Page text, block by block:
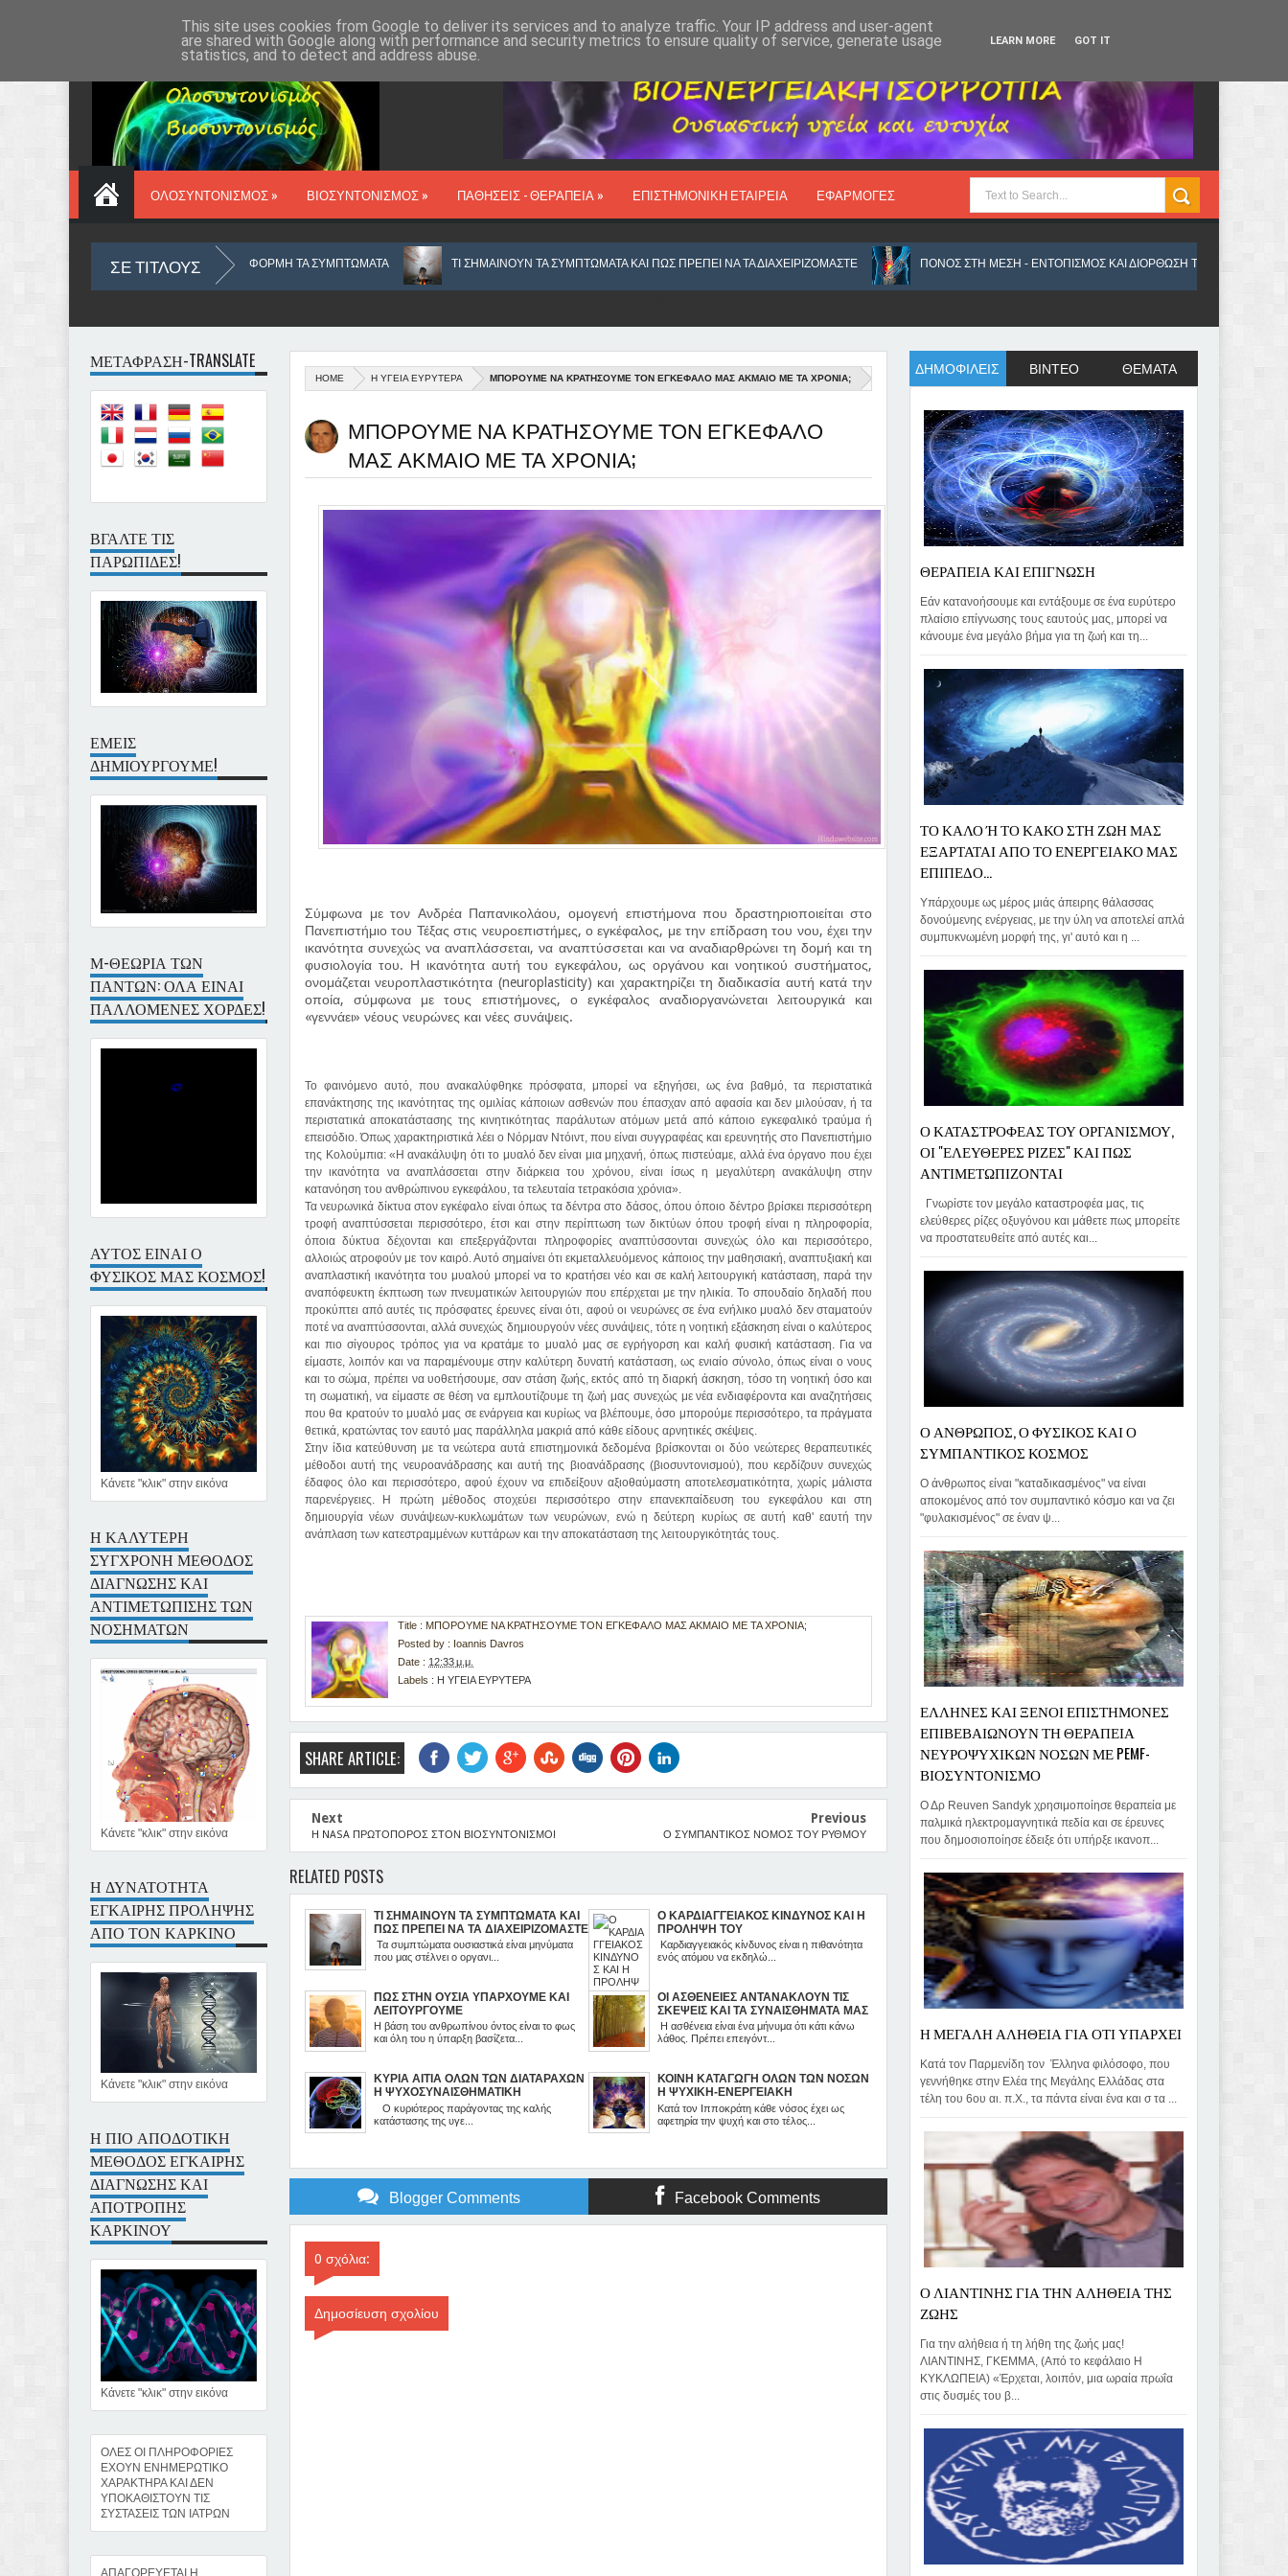
ΟΛΟΣΥΝΤΟΝΙΣΜΟΣ » ΒΙΟΣΥΝΤΟΝΙΣΜΟΣ » ΠΑΘΗΣΕΙΣ - ΘΕΡΑΠΕΙΑ » ΕΠΙΣΤΗΜΟΝΙΚΗ ΕΤΑΙΡΕΙΑ ΕΦΑΡΜΟΓΕΣ
ΣΕ ΤΙΤΛΟΥΣΜΕ ΑΦΟΡΜΗ ΤΑ ΣΥΜΠΤΩΜΑΤΑ ΤΙ ΣΗΜΑΙΝΟΥΝ ΤΑ ΣΥΜΠΤΩΜΑΤΑ ΚΑΙ ΠΩΣ ΠΡΕΠΕΙ ΝΑ ΤΑ ΔΙΑΧΕΙΡΙΖΟΜΑΣΤΕ ΠΟΝΟΣ ΣΤΗ ΜΕΣΗ - ΕΝΤΟΠΙΣΜΟΣ ΚΑΙ ΔΙΟΡΘΩΣΗ ΤΟΥ ΠΡΟΒΛΗΜΑΤΟΣ
HOME Η ΥΓΕΙΑ ΕΥΡΥΤΕΡΑ ΜΠΟΡΟΥΜΕ ΝΑ ΚΡΑΤΗΣΟΥΜΕ ΤΟΝ ΕΓΚΕΦΑΛΟ ΜΑΣ ΑΚΜΑΙΟ ΜΕ ΤΑ ΧΡΟΝΙΑ;
ΜΠΟΡΟΥΜΕ ΝΑ ΚΡΑΤΗΣΟΥΜΕ ΤΟΝ ΕΓΚΕΦΑΛΟ
ΜΑΣ ΑΚΜΑΙΟ ΜΕ ΤΑ ΧΡΟΝΙΑ;
Σύμφωνα με τον Ανδρέα Παπανικολάου, ομογενή επιστήμονα που δραστηριοποιείται στο
Πανεπιστήμιο του Τέξας στις νευροεπιστήμες, ο εγκέφαλος, με την επίδραση του νου, έχει την
ικανότητα συνεχώς να αναπλάσσεται, να αναπτύσσεται και να αναδιαρθρώνει τη δομή και τη
φυσιολογία του. Η ικανότητα αυτή του εγκεφάλου, ως οργάνου και νοητικού συστήματος,
ονομάζεται νευροπλαστικότητα (neuroplasticity) και χαρακτηρίζει τη διαδικασία αυτή κατά την
οποία, σύμφωνα με τους επιστήμονες, ο εγκέφαλος αναδιοργανώνεται λειτουργικά και
«γεννάει» νέους νευρώνες και νέες συνάψεις.
Το φαινόμενο αυτό, που ανακαλύφθηκε πρόσφατα, μπορεί να εξηγήσει, ως ένα βαθμό, τα περιστατικά
επανάκτησης της ικανότητας της ομιλίας κάποιων ασθενών που έπασχαν από αφασία και δεν μιλούσαν, ή τα
περιστατικά αποκατάστασης της κινητικότητας παράλυτων ατόμων μετά από κάποιο εγκεφαλικό τραύμα ή
επεισόδιο. Όπως χαρακτηριστικά λέει ο Νόρμαν Ντόιντ, που είναι συγγραφέας και ερευνητής στο Πανεπιστήμιο
της Κολούμπια: «Η ανακάλυψη ότι το μυαλό δεν είναι μια μηχανή, όπως πιστεύαμε, αλλά ένα όργανο που έχει
την ικανότητα να αναπλάσσεται στην διάρκεια του χρόνου, είναι ίσως η μεγαλύτερη ανακάλυψη στην
κατανόηση του ανθρώπινου εγκεφάλου, τα τελευταία τετρακόσια χρόνια».
Τα νευρωνικά δίκτυα στον εγκέφαλο είναι όπως τα δέντρα στο δάσος, όπου όποιο δέντρο βρίσκει περισσότερη
τροφή αναπτύσσεται περισσότερο, έτσι και στην περίπτωση των δικτύων όπου τροφή είναι η πληροφορία,
όποια δύκτυα δέχονται και επεξεργάζονται πληροφορίες αναπτύσσονται συνεχώς όλο και περισσότερο,
αλλοιώς ατροφούν με τον καιρό. Αυτό σημαίνει ότι εκμεταλλευόμενος κάποιος την μαθησιακή, αναπτυξιακή και
αναπλαστική ικανότητα του μυαλού μπορεί να το κρατήσει νέο και σε καλή λειτουργική κατάσταση, παρά την
αναπόφευκτη έκπτωση των πνευματικών λειτουργιών που επέρχεται με την ηλικία. Το σπουδαίο δηλαδή που
προκύπτει από αυτές τις πρόσφατες έρευνες είναι ότι, αφού οι νευρώνες σε ένα ενήλικο μυαλό δεν σταματούν
ποτέ να αναπτύσσονται, αλλά συνεχώς δημιουργούν νέες συνάψεις, τότε η νοητική εξάσκηση είναι ο καλύτερος
και πιο σίγουρος τρόπος για να κρατάμε το μυαλό μας σε εγρήγορση και καλή φυσική κατάσταση. Για να
είμαστε, λοιπόν και να παραμένουμε στην καλύτερη δυνατή κατάσταση, ως ενιαίο σύνολο, όπως είναι ο νους
και το σώμα, πρέπει να υοθετήσουμε, σαν στάση ζωής, εκτός από τη διαρκή άσκηση, τόσο τη νοητική όσο και
τη σωματική, να είμαστε σε θέση να εμπλουτίζουμε τη ζωή μας συνεχώς με νέα ενδιαφέροντα και αναζητήσεις
που θα κρατούν το μυαλό μας σε ενάργεια και κυρίως να βλέπουμε, όσο μπορούμε περισσότερο, τα πράγματα
θετικά, κρατώντας τον εαυτό μας παράλληλα μακριά από κάθε είδους αρνητικές σκέψεις.
Στην ίδια κατεύθυνση με τα νεώτερα αυτά επιστημονικά δεδομένα βρίσκονται οι δύο νεώτερες θεραπευτικές
μέθοδοι αυτή της νευροανάδρασης και αυτή της βιοανάδρασης (βιοσυντονισμού), που κερδίζουν συνεχώς
έδαφος όλο και περισσότερο, αφού έχουν να επιδείξουν αξιοθαύμαστη αποτελεσματικότητα, χωρίς μάλιστα
παρενέργειες. Η πρώτη μέθοδος στοχεύει περισσότερο στην επανεκπαίδευση του εγκεφάλου και στη
δημιουργία νέων συνάψεων-κυκλωμάτων των νευρώνων, ενώ η δεύτερη κυρίως σε αυτή καθ' εαυτή την
ανάπλαση των κατεστραμμένων κυττάρων και την αποκατάσταση της λειτουργικότητάς τους.
Title : ΜΠΟΡΟΥΜΕ ΝΑ ΚΡΑΤΗΣΟΥΜΕ ΤΟΝ ΕΓΚΕΦΑΛΟ ΜΑΣ ΑΚΜΑΙΟ ΜΕ ΤΑ ΧΡΟΝΙΑ;
Posted by : Ioannis Davros
Date : 12:33 μ.μ.
Labels : Η ΥΓΕΙΑ ΕΥΡΥΤΕΡΑ
SHARE ARTICLE:
Next
Η NASA ΠΡΩΤΟΠΟΡΟΣ ΣΤΟΝ ΒΙΟΣΥΝΤΟΝΙΣΜΟ!
Previous
Ο ΣΥΜΠΑΝΤΙΚΟΣ ΝΟΜΟΣ ΤΟΥ ΡΥΘΜΟΥ
RELATED POSTS
ΤΙ ΣΗΜΑΙΝΟΥΝ ΤΑ ΣΥΜΠΤΩΜΑΤΑ ΚΑΙ
ΠΩΣ ΠΡΕΠΕΙ ΝΑ ΤΑ ΔΙΑΧΕΙΡΙΖΟΜΑΣΤΕ
Τα συμπτώματα ουσιαστικά είναι μηνύματα
που μας στέλνει ο οργανι...
Ο ΚΑΡΔΙΑΓΓΕΙΑΚΟΣ ΚΙΝΔΥΝΟΣ ΚΑΙ Η
ΠΡΟΛΗΨΗ ΤΟΥ
Καρδιαγγειακός κίνδυνος είναι η πιθανότητα
ενός ατόμου να εκδηλώ...
ΠΩΣ ΣΤΗΝ ΟΥΣΙΑ ΥΠΑΡΧΟΥΜΕ ΚΑΙ
ΛΕΙΤΟΥΡΓΟΥΜΕ
Η βάση του ανθρωπίνου όντος είναι το φως
και όλη του η ύπαρξη βασίζετα...
ΟΙ ΑΣΘΕΝΕΙΕΣ ΑΝΤΑΝΑΚΛΟΥΝ ΤΙΣ
ΣΚΕΨΕΙΣ ΚΑΙ ΤΑ ΣΥΝΑΙΣΘΗΜΑΤΑ ΜΑΣ
Η ασθένεια είναι ένα μήνυμα ότι κάτι κάνω
λάθος. Πρέπει επειγόντ...
ΚΥΡΙΑ ΑΙΤΙΑ ΟΛΩΝ ΤΩΝ ΔΙΑΤΑΡΑΧΩΝ
Η ΨΥΧΟΣΥΝΑΙΣΘΗΜΑΤΙΚΗ
ΚΑΤΑΣΤΑΣΗ
Ο κυριότερος παράγοντας της καλής
κατάστασης της υγε...
ΚΟΙΝΗ ΚΑΤΑΓΩΓΗ ΟΛΩΝ ΤΩΝ ΝΟΣΩΝ
Η ΨΥΧΙΚΗ-ΕΝΕΡΓΕΙΑΚΗ
ΑΝΙΣΟΡΡΟΠΙΑ
Κατά τον Ιπποκράτη κάθε νόσος έχει ως
αφετηρία την ψυχή και στο τέλος...
Blogger Comments Facebook Comments
0 σχόλια:
Δημοσίευση σχολίου
ΜΕΤΑΦΡΑΣΗ-TRANSLATE
ΒΓΑΛΤΕ ΤΙΣ
ΠΑΡΩΠΙΔΕΣ!
ΕΜΕΙΣ
ΔΗΜΙΟΥΡΓΟΥΜΕ!
Μ-ΘΕΩΡΙΑ ΤΩΝ
ΠΑΝΤΩΝ: ΟΛΑ ΕΙΝΑΙ
ΠΑΛΛΟΜΕΝΕΣ ΧΟΡΔΕΣ!
ΑΥΤΟΣ ΕΙΝΑΙ Ο
ΦΥΣΙΚΟΣ ΜΑΣ ΚΟΣΜΟΣ!
Κάνετε "κλικ" στην εικόνα
Η ΚΑΛΥΤΕΡΗ
ΣΥΓΧΡΟΝΗ ΜΕΘΟΔΟΣ
ΔΙΑΓΝΩΣΗΣ ΚΑΙ
ΑΝΤΙΜΕΤΩΠΙΣΗΣ ΤΩΝ
ΝΟΣΗΜΑΤΩΝ
Κάνετε "κλικ" στην εικόνα
Η ΔΥΝΑΤΟΤΗΤΑ
ΕΓΚΑΙΡΗΣ ΠΡΟΛΗΨΗΣ
ΑΠΟ ΤΟΝ ΚΑΡΚΙΝΟ
Κάνετε "κλικ" στην εικόνα
Η ΠΙΟ ΑΠΟΔΟΤΙΚΗ
ΜΕΘΟΔΟΣ ΕΓΚΑΙΡΗΣ
ΔΙΑΓΝΩΣΗΣ ΚΑΙ
ΑΠΟΤΡΟΠΗΣ
ΚΑΡΚΙΝΟΥ
Κάνετε "κλικ" στην εικόνα
ΟΛΕΣ ΟΙ ΠΛΗΡΟΦΟΡΙΕΣ
ΕΧΟΥΝ ΕΝΗΜΕΡΩΤΙΚΟ
ΧΑΡΑΚΤΗΡΑ ΚΑΙ ΔΕΝ
ΥΠΟΚΑΘΙΣΤΟΥΝ ΤΙΣ
ΣΥΣΤΑΣΕΙΣ ΤΩΝ ΙΑΤΡΩΝ
ΑΠΑΓΟΡΕΥΕΤΑΙ Η
ΔΗΜΟΦΙΛΕΙΣ ΒΙΝΤΕΟ ΘΕΜΑΤΑ
ΘΕΡΑΠΕΙΑ ΚΑΙ ΕΠΙΓΝΩΣΗ
Εάν κατανοήσουμε και εντάξουμε σε ένα ευρύτερο
πλαίσιο επίγνωσης τους εαυτούς μας, μπορεί να
κάνουμε ένα μεγάλο βήμα για τη ζωή και τη...
ΤΟ ΚΑΛΟ Ή ΤΟ ΚΑΚΟ ΣΤΗ ΖΩΗ ΜΑΣ
ΕΞΑΡΤΑΤΑΙ ΑΠΟ ΤΟ ΕΝΕΡΓΕΙΑΚΟ ΜΑΣ
ΕΠΙΠΕΔΟ...
Υπάρχουμε ως μέρος μιάς άπειρης θάλασσας
δονούμενης ενέργειας, με την ύλη να αποτελεί απλά
συμπυκνωμένη μορφή της, γι' αυτό και η ...
Ο ΚΑΤΑΣΤΡΟΦΕΑΣ ΤΟΥ ΟΡΓΑΝΙΣΜΟΥ,
ΟΙ "ΕΛΕΥΘΕΡΕΣ ΡΙΖΕΣ" ΚΑΙ ΠΩΣ
ΑΝΤΙΜΕΤΩΠΙΖΟΝΤΑΙ
Γνωρίστε τον μεγάλο καταστροφέα μας, τις
ελεύθερες ρίζες οξυγόνου και μάθετε πως μπορείτε
να προστατευθείτε από αυτές και...
Ο ΑΝΘΡΩΠΟΣ, Ο ΦΥΣΙΚΟΣ ΚΑΙ Ο
ΣΥΜΠΑΝΤΙΚΟΣ ΚΟΣΜΟΣ
Ο άνθρωπος είναι "καταδικασμένος" να είναι
αποκομένος από τον συμπαντικό κόσμο και να ζει
"φυλακισμένος" σε έναν ψ...
ΕΛΛΗΝΕΣ ΚΑΙ ΞΕΝΟΙ ΕΠΙΣΤΗΜΟΝΕΣ
ΕΠΙΒΕΒΑΙΩΝΟΥΝ ΤΗ ΘΕΡΑΠΕΙΑ
ΝΕΥΡΟΨΥΧΙΚΩΝ ΝΟΣΩΝ ΜΕ PEMF-
ΒΙΟΣΥΝΤΟΝΙΣΜΟ
Ο Δρ Reuven Sandyk χρησιμοποίησε θεραπεία με
παλμικά ηλεκτρομαγνητικά πεδία και σε έρευνες
που δημοσιοποίησε έδειξε ότι υπήρξε ικανοπ...
Η ΜΕΓΑΛΗ ΑΛΗΘΕΙΑ ΓΙΑ ΟΤΙ ΥΠΑΡΧΕΙ
Κατά τον Παρμενίδη τον Έλληνα φιλόσοφο, που
γεννήθηκε στην Ελέα της Μεγάλης Ελλάδας στα
τέλη του 6ου αι. π.Χ., τα πάντα είναι ένα και σ τα ...
Ο ΛΙΑΝΤΙΝΗΣ ΓΙΑ ΤΗΝ ΑΛΗΘΕΙΑ ΤΗΣ
ΖΩΗΣ
Για την αλήθεια ή τη λήθη της ζωής μας!
ΛΙΑΝΤΙΝΗΣ, ΓΚΕΜΜΑ, (Από το κεφάλαιο Η
ΚΥΚΛΩΠΕΙΑ) «Έρχεται, λοιπόν, μια ωραία πρωΐα
στις δυσμές του β...
This site uses cookies from Google to deliver its services and to analyze traffic. Your IP address and user-agent
are shared with Google along with performance and security metrics to ensure quality of service, generate usage
statistics, and to detect and address abuse.
LEARN MORE GOT IT